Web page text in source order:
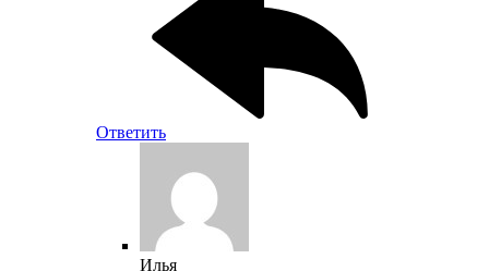
Ответить
Илья